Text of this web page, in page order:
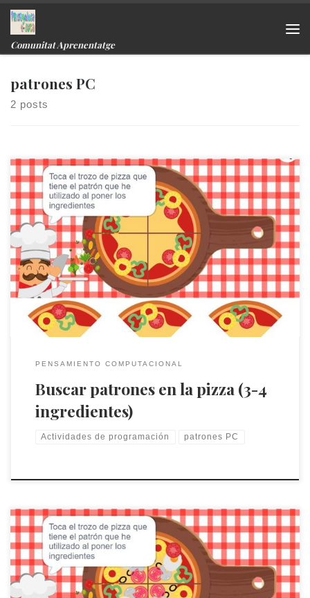
Skip to content
Comunitat Aprenentatge
patrones PC
2 posts
Juego online de buscar patrones. ¿Qué patrón ha utilizado el
cocinero cuando ha puesto los ingredientes en la pizza?
PENSAMIENTO COMPUTACIONAL
Buscar patrones en la pizza (3-4
ingredientes)
Actividades de programación patrones PC
Juego online de buscar patrones. ¿Qué patrón ha utilizado el